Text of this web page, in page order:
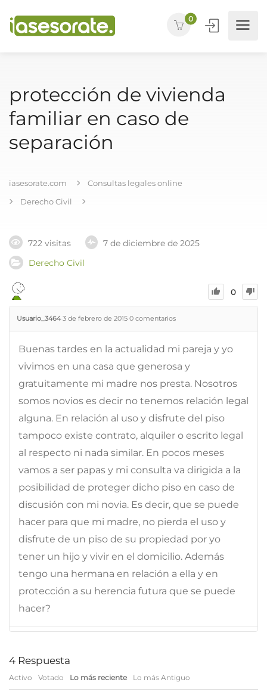
0
protección de vivienda
familiar en caso de
separación
iasesorate.com
Consultas legales online
Derecho Civil
722 visitas
7 de diciembre de 2025
Derecho Civil
0
Usuario_3464 3 de febrero de 2015 0 comentarios
Buenas tardes en la actualidad mi pareja y yo
vivimos en una casa que generosa y
gratuitamente mi madre nos presta. Nosotros
somos novios es decir no tenemos relación legal
alguna. En relación al uso y disfrute del piso
tampoco existe contrato, alquiler o escrito legal
al respecto ni nada similar. En pocos meses
vamos a ser papas y mi consulta va dirigida a la
posibilidad de proteger dicho piso en caso de
discusión con mi novia. Es decir, que se puede
hacer para que mi madre, no pierda el uso y
disfrute de un piso de su propiedad por yo
tener un hijo y vivir en el domicilio. Además
tengo una hermana en relación a ella y en
protección a su herencia futura que se puede
hacer?
4 Respuesta
Activo Votado Lo más reciente Lo más Antiguo